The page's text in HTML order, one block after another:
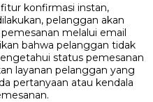
konfirmasi instan,
pelanggan akan
melalui email
bahwa pelanggan tidak
status pemesanan
layanan pelanggan yang
pertanyaan atau kendala